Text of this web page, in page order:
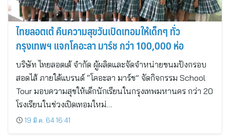
ไทยลอตเต้ คืนความสุขวันเปิดเทอมให้เด็กๆ ทั่ว
กรุงเทพฯ แจกโคอะลา มาร์ช กว่า 100,000 ห่อ
บริษัท ไทยลอตเต้ จำกัด ผู้ผลิตและจัดจำหน่ายขนมปังกรอบ
สอดไส้ ภายใต้แบรนด์ “โคอะลา มาร์ช” จัดกิจกรรม School
Tour มอบความสุขให้เด็กนักเรียนในกรุงเทพมหานคร กว่า 20
โรงเรียนในช่วงเปิดเทอมใหม่…
19 มี.ค. 64 16:41